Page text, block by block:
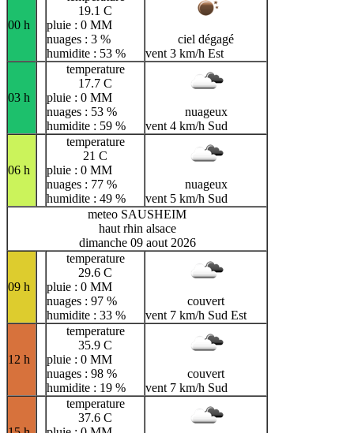
00 h
19.1 C
pluie : 0 MM
nuages : 3 %
humidite : 53 %
ciel dégagé
vent 3 km/h Est
03 h
temperature
17.7 C
pluie : 0 MM
nuages : 53 %
humidite : 59 %
nuageux
vent 4 km/h Sud
06 h
temperature
21 C
pluie : 0 MM
nuages : 77 %
humidite : 49 %
nuageux
vent 5 km/h Sud
meteo SAUSHEIM
haut rhin alsace
dimanche 09 aout 2026
09 h
temperature
29.6 C
pluie : 0 MM
nuages : 97 %
humidite : 33 %
couvert
vent 7 km/h Sud Est
12 h
temperature
35.9 C
pluie : 0 MM
nuages : 98 %
humidite : 19 %
couvert
vent 7 km/h Sud
temperature
37.6 C